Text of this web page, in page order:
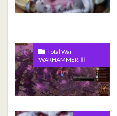
Total War
WARHAMMER Ⅲ